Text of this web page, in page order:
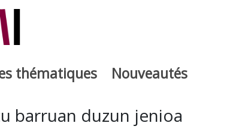
thématiques Nouveautés
barruan duzun jenioa